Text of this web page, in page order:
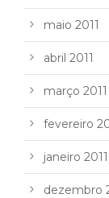
maio 2011
abril 2011
março 2011
fevereiro
janeiro 2011
dezembro